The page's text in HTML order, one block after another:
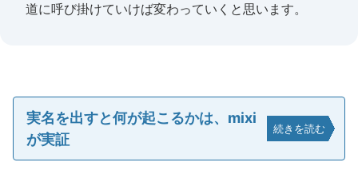
道に呼び掛けていけば変わっていくと思います。
実名を出すと何が起こるかは、mixi
が実証
続きを読む